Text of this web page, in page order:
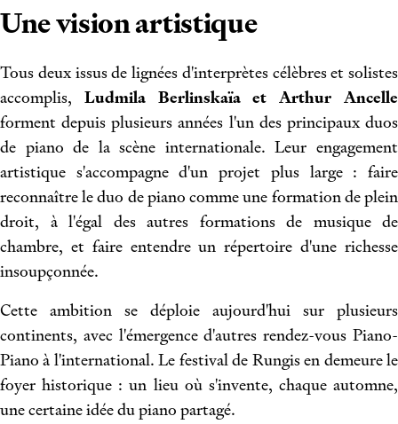
Une vision artistique
Tous deux issus de lignées d'interprètes célèbres et solistes
accomplis, Ludmila Berlinskaïa et Arthur Ancelle
forment depuis plusieurs années l'un des principaux duos
de piano de la scène internationale. Leur engagement
artistique s'accompagne d'un projet plus large : faire
reconnaître le duo de piano comme une formation de plein
droit, à l'égal des autres formations de musique de
chambre, et faire entendre un répertoire d'une richesse
insoupçonnée.
Cette ambition se déploie aujourd'hui sur plusieurs
continents, avec l'émergence d'autres rendez-vous Piano-
Piano à l'international. Le festival de Rungis en demeure le
foyer historique : un lieu où s'invente, chaque automne,
une certaine idée du piano partagé.